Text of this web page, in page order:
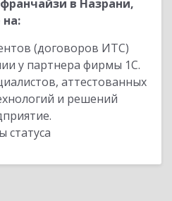
в Назрани,
(договоров ИТС)
у партнера фирмы 1С.
аттестованных
и решений
статуса